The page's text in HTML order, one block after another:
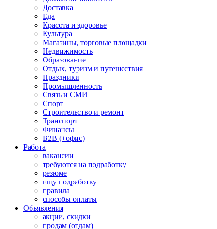
Доставка
Еда
Красота и здоровье
Культура
Магазины, торговые площадки
Недвижимость
Образование
Отдых, туризм и путешествия
Праздники
Промышленность
Связь и СМИ
Спорт
Строительство и ремонт
Транспорт
Финансы
B2B (+офис)
Работа
вакансии
требуются на подработку
резюме
ищу подработку
правила
способы оплаты
Объявления
акции, скидки
продам (отдам)